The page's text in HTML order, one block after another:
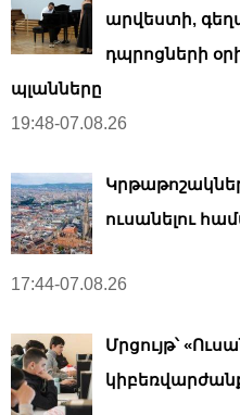
արվեստի,
դպրոցների
պլանները
19:48-07.08.26
ուսանելու
17:44-07.08.26
Մրցույթ՝
կիբեռվարժանք